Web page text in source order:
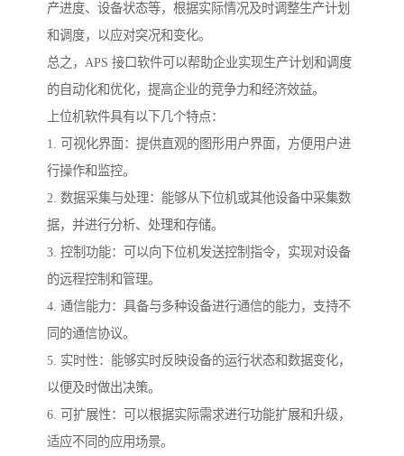
产进度、设备状态等，根据实际情况及时调整生产计划
和调度，以应对突况和变化。
总之，APS 接口软件可以帮助企业实现生产计划和调度
的自动化和优化，提高企业的竞争力和经济效益。
上位机软件具有以下几个特点：
1. 可视化界面：提供直观的图形用户界面，方便用户进
行操作和监控。
2. 数据采集与处理：能够从下位机或其他设备中采集数
据，并进行分析、处理和存储。
3. 控制功能：可以向下位机发送控制指令，实现对设备
的远程控制和管理。
4. 通信能力：具备与多种设备进行通信的能力，支持不
同的通信协议。
5. 实时性：能够实时反映设备的运行状态和数据变化，
以便及时做出决策。
6. 可扩展性：可以根据实际需求进行功能扩展和升级，
适应不同的应用场景。